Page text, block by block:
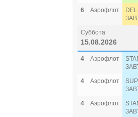
6
Аэрофлот
Суббота
15.08.2026
4 Аэрофлот
4
Аэрофлот
4
Аэрофлот